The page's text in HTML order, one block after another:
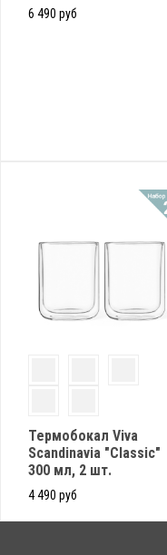
6 490 руб
Термобокал Viva
Scandinavia "Classic"
300 мл, 2 шт.
4 490 руб